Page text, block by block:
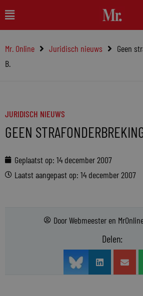
naar
inhoud
Main
Menu
Mr. Online Juridisch nieuws
Geen
B.
JURIDISCH NIEUWS
GEEN
Geplaatst op: 14 december 2007
Laatst aangepast op: 14 december 2007
DoorWebmeesteren
Delen: